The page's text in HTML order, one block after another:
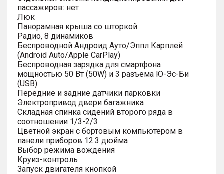
пассажиров: нет
Люк
Панорамная крыша со шторкой
Радио, 8 динамиков
Беспроводной Андроид Ауто/Эппл Карплей
(Android Auto/Apple CarPlay)
Беспроводная зарядка для смартфона
мощностью 50 Вт (50W) и 3 разъема Ю-Эс-Би
(USB)
Передние и задние датчики парковки
Электропривод двери багажника
Складная спинка сидений второго ряда в
соотношении 1/3-2/3
Цветной экран с бортовым компьютером в
панели приборов 12.3 дюйма
Выбор режима вождения
Круиз-контроль
Запуск двигателя кнопкой